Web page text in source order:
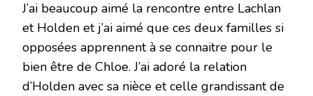
J’ai beaucoup aimé la rencontre entre Lachlan
et Holden et j’ai aimé que ces deux familles si
opposées apprennent à se connaitre pour le
bien être de Chloe. J’ai adoré la relation
d’Holden avec sa nièce et celle grandissant de